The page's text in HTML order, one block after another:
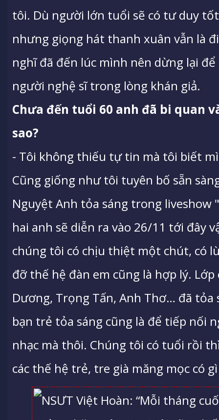
tôi. Dù người lớn tuổi sẽ có tư duy
nhưng giọng hát thanh xuân vẫn là
nghĩ đã đến lúc mình nên dừng lại
người nghệ sĩ trong lòng khán giả.
Chưa đến tuổi 60 anh đã bi quan
sao?
- Tôi không thiếu tự tin mà tôi biết
Cũng giống như tôi tuyên bố sẵn
Nguyệt Anh tỏa sáng trong
hai anh sẽ diễn ra vào 26/11 tới đây
chúng tôi có chịu thiệt một chút, có
đỡ thế hệ đàn em cũng là hợp lý.
Dương, Trọng Tấn, Anh Thơ… đã tỏa
bạn trẻ tỏa sáng cũng là để tiếp nối
nhạc mà thôi. Chúng tôi có tuổi rồi
các thế hệ trẻ, tre già măng mọc có